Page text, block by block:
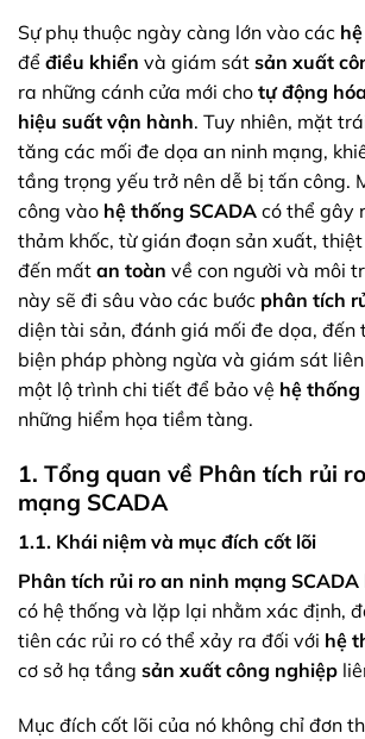
Sự phụ thuộc ngày càng lớn vào các
để điều khiển và giám sát sản xuất
ra những cánh cửa mới cho tự động hóa
hiệu suất vận hành. Tuy nhiên, mặt
tăng các mối đe dọa an ninh mạng,
tầng trọng yếu trở nên dễ bị tấn công.
công vào hệ thống SCADA có thể gây
thảm khốc, từ gián đoạn sản xuất,
đến mất an toàn về con người và môi
này sẽ đi sâu vào các bước phân tích
diện tài sản, đánh giá mối đe dọa, đến
biện pháp phòng ngừa và giám sát
một lộ trình chi tiết để bảo vệ hệ thống
những hiểm họa tiềm tàng.
1. Tổng quan về Phân tích rủi
mạng SCADA
1.1. Khái niệm và mục đích cốt lõi
Phân tích rủi ro an ninh mạng SCADA
có hệ thống và lặp lại nhằm xác định,
tiên các rủi ro có thể xảy ra đối với hệ
cơ sở hạ tầng sản xuất công nghiệp
Mục đích cốt lõi của nó không chỉ đơn